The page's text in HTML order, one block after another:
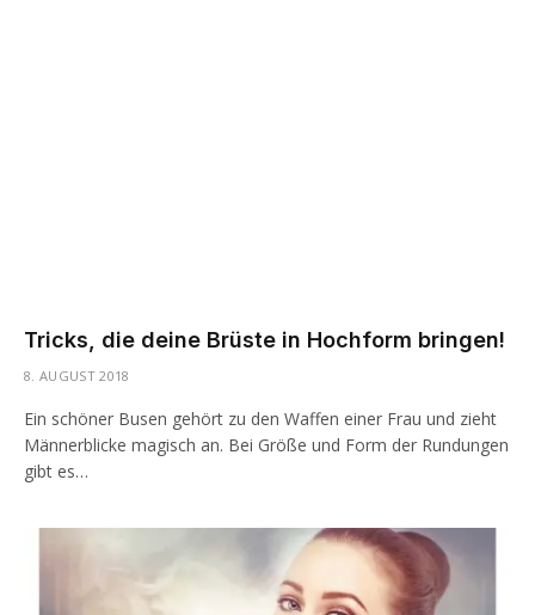
Tricks, die deine Brüste in Hochform bringen!
8. AUGUST 2018
Ein schöner Busen gehört zu den Waffen einer Frau und zieht
Männerblicke magisch an. Bei Größe und Form der Rundungen
gibt es…